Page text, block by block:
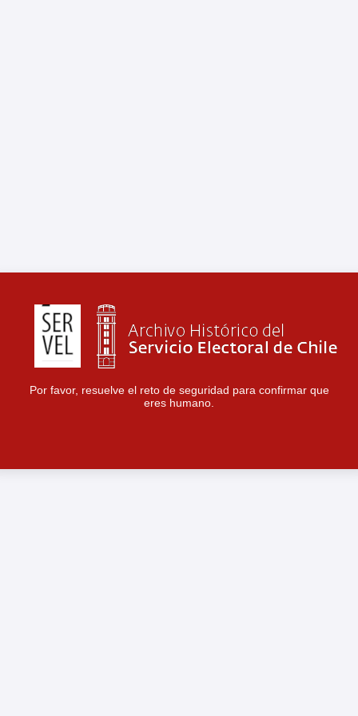
Por favor, resuelve el reto de seguridad para confirmar que
eres humano.